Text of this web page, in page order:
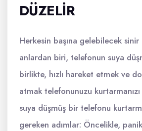
DÜZELIR
Herkesin başına gelebilecek
anlardan biri, telefonun suya
birlikte, hızlı hareket etmek ve
atmak telefonunuzu
suya düşmüş bir telefonu
gereken adımlar: Öncelikle,